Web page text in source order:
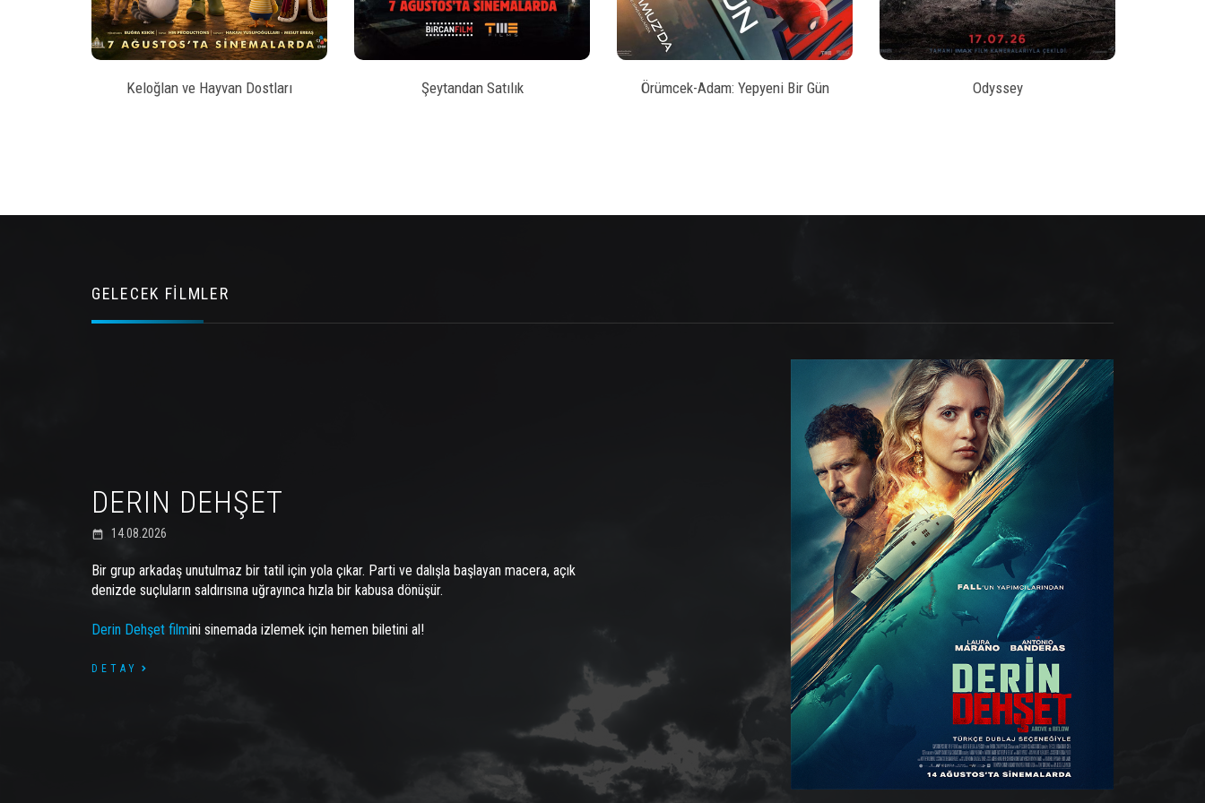
Keloğlan ve Hayvan Dostları Şeytandan Satılık Örümcek-Adam: Yepyeni Bir Gün Odyssey
GELECEK FİLMLER
DERIN DEHŞET
date_range 14.08.2026
Bir grup arkadaş unutulmaz bir tatil için yola çıkar. Parti ve dalışla başlayan macera, açık
denizde suçluların saldırısına uğrayınca hızla bir kabusa dönüşür.
Derin Dehşet filmini sinemada izlemek için hemen biletini al!
DETAY
date_range